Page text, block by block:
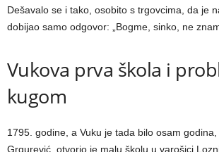
Dešavalo se i tako, osobito s trgovcima, da je
dobijao samo odgovor: „Bogme, sinko, ne
Vukova prva škola i
kugom
1795. godine, a Vuku je tada bilo osam
Grgurević, otvorio je malu školu u varošici